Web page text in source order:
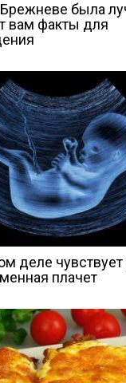
была
вам факты для
деле чувствует
плачет